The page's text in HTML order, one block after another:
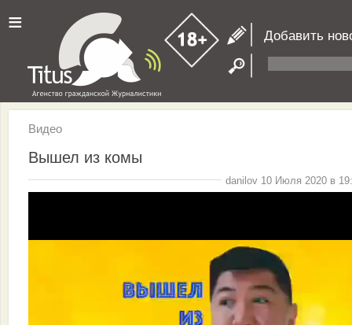
≡ Добавить
Видео
Вышел из комы
danilov 10 Июля 2020 в